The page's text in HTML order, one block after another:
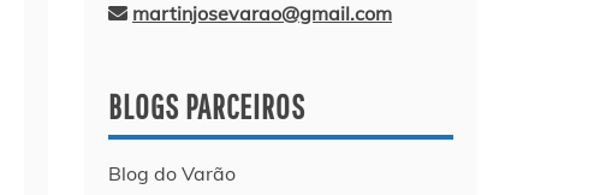
martinjosevarao@gmail.com
BLOGS PARCEIROS
Blog do Varão